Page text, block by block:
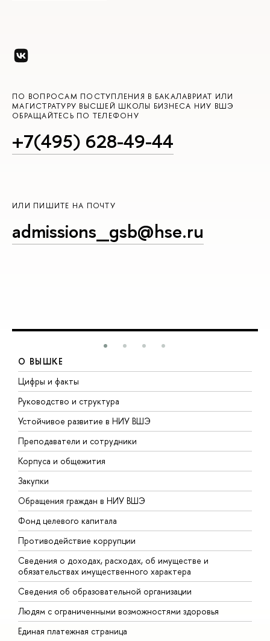
ПО ВОПРОСАМ ПОСТУПЛЕНИЯ В БАКАЛАВРИАТ ИЛИ
МАГИСТРАТУРУ ВЫСШЕЙ ШКОЛЫ БИЗНЕСА НИУ ВШЭ
ОБРАЩАЙТЕСЬ ПО ТЕЛЕФОНУ
+7(495) 628-49-44
ИЛИ ПИШИТЕ НА ПОЧТУ
admissions_gsb@hse.ru
О ВЫШКЕ
Цифры и факты
Руководство и структура
Устойчивое развитие в НИУ ВШЭ
Преподаватели и сотрудники
Корпуса и общежития
Закупки
Обращения граждан в НИУ ВШЭ
Фонд целевого капитала
Противодействие коррупции
Сведения о доходах, расходах, об имуществе и
обязательствах имущественного характера
Сведения об образовательной организации
Людям с ограниченными возможностями здоровья
Единая платежная страница